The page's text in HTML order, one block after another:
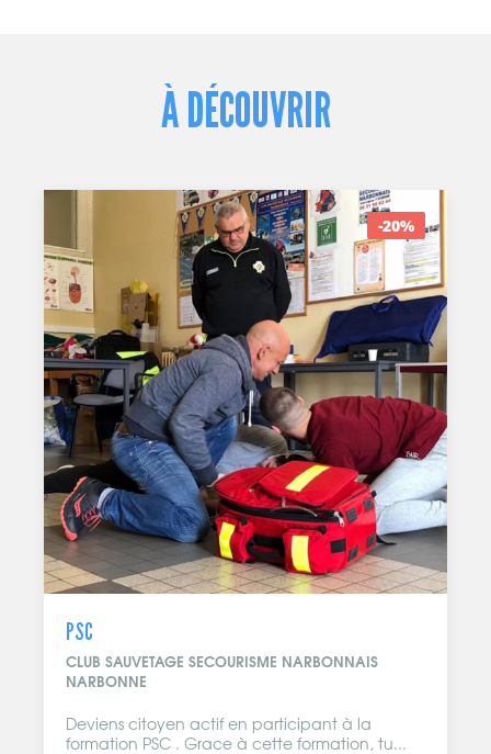
À DÉCOUVRIR
-20%
PSC
CLUB SAUVETAGE SECOURISME NARBONNAIS
NARBONNE
Deviens citoyen actif en participant à la
formation PSC . Grace à cette formation, tu...